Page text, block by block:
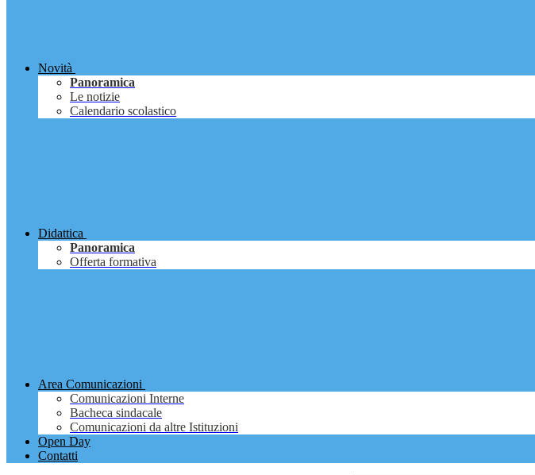
Novità
Panoramica
Le notizie
Calendario scolastico
Didattica
Panoramica
Offerta formativa
Area Comunicazioni
Comunicazioni Interne
Bacheca sindacale
Comunicazioni da altre Istituzioni
Open Day
Contatti